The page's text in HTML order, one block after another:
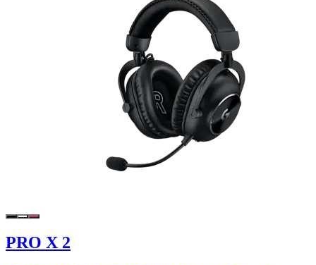
PRO X 2